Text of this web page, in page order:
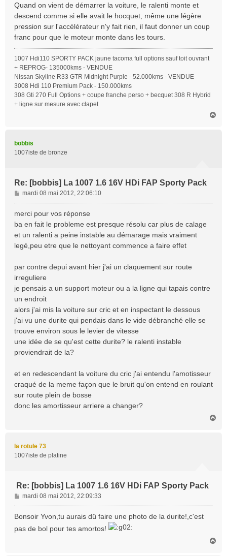
Quand on vient de démarrer la voiture, le ralenti monte et
descend comme si elle avait le hocquet, même une légère
pression sur l'accélérateur n'y fait rien, il faut donner un coup
franc pour que le moteur monte dans les tours.
1007 Hdi110 SPORTY PACK jaune tacoma full options sauf toit ouvrant
+ REPROG- 135000kms - VENDUE
Nissan Skyline R33 GTR Midnight Purple - 52.000kms - VENDUE
3008 Hdi 110 Premium Pack - 150.000kms
308 Gti 270 Full Options + coupe franche perso + becquet 308 R Hybrid
+ ligne sur mesure avec clapet
bobbis
1007iste de bronze
Re: [bobbis] La 1007 1.6 16V HDi FAP Sporty Pack
M
e
a
g
e
mardi 08 mai 2012, 22:06:10
merci pour vos réponse
ba en fait le probleme est presque résolu car plus de calage
et un ralenti a peine instable au démarage mais vraiment
legé,peu etre que le nettoyant commence a faire effet
par contre depui avant hier j'ai un claquement sur route
irreguliere
je pensais a un support moteur ou a la ligne qui tapais contre
un endroit
alors j'ai mis la voiture sur cric et en inspectant le dessous
j'ai vu une durite qui pendais dans le vide débranché elle se
trouve environ sous le levier de vitesse
une idée de se qu'est cette durite? le ralenti instable
proviendrait de la?
et en redescendant la voiture du cric j'ai entendu l'amotisseur
craqué de la meme façon que le bruit qu'on entend en roulant
sur route plein de bosse
donc les amortisseur arriere a changer?
la rotule 73
1007iste de platine
Re: [bobbis] La 1007 1.6 16V HDi FAP Sporty Pack
M
e
a
mardi 08 mai 2012, 22:09:33
Bonsoir Yvon,tu aurais dû faire une photo de la durite!,c'est
pas de bol pour tes amortos!